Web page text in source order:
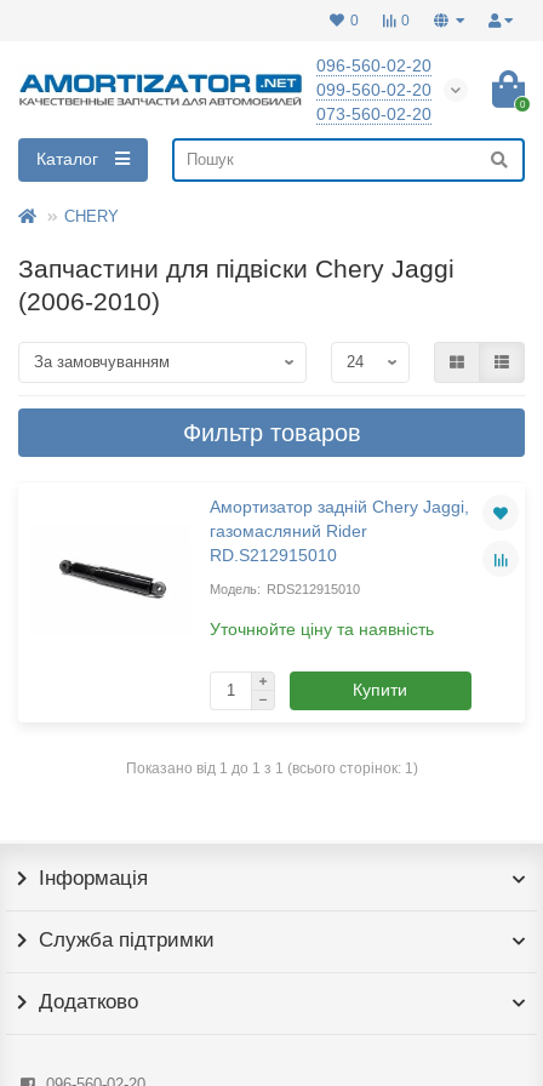
0
0
096-560-02-20
099-560-02-20
073-560-02-20
0
Каталог
CHERY
Запчастини для підвіски Chery Jaggi
(2006-2010)
Фильтр товаров
Амортизатор задній Chery Jaggi,
газомасляний Rider
RD.S212915010
RDS212915010
Уточнюйте ціну та наявність
Купити
Показано від 1 до 1 з 1 (всього сторінок: 1)
Інформація
Служба підтримки
Додатково